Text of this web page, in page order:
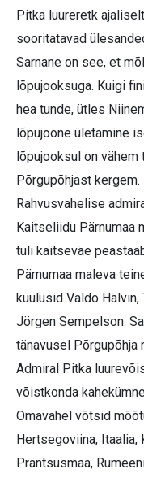
Pitka luureretk
sooritatavad
Sarnane on see, et
lõpujooksuga. Kuigi
hea tunde, ütles
lõpujoone ületamine
lõpujooksul on
Põrgupõhjast kergem.
Rahvusvahelise
Kaitseliidu Pärnumaa
tuli kaitseväe
Pärnumaa maleva
kuulusid Valdo Hälvin,
Jörgen Sempelson.
tänavusel Põrgupõhja
Admiral Pitka
võistkonda
Omavahel võtsid
Hertsegoviina, Itaalia,
Prantsusmaa,